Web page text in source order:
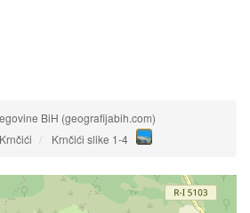
BiH (geografijabih.com)
Krnčići Krnčići slike 1-4